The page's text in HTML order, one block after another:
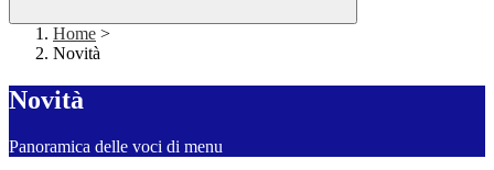
Home >
Novità
Novità
Panoramica delle voci di menu